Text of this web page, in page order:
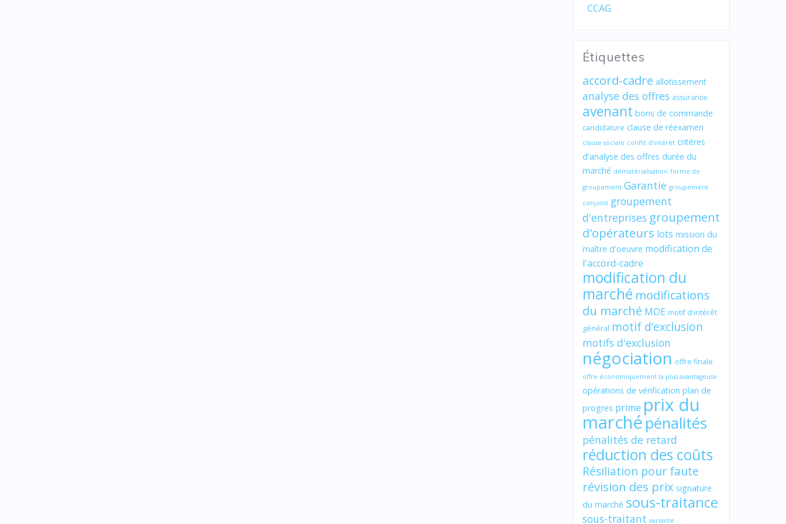
CCAG
Étiquettes
accord-cadre allotissement
analyse des offres assurance
avenant bons de commande
candidature clause de réexamen
clause sociale conflit d'intérêt critères
d'analyse des offres durée du
marché dématérialisation forme de
groupement Garantie groupement
conjoint groupement
d'entreprises groupement
d'opérateurs lots mission du
maître d'oeuvre modification de
l'accord-cadre
modification du
marché modifications
du marché MOE motif d'intérêt
général motif d’exclusion
motifs d'exclusion
négociation offre finale
offre économiquement la plus avantageuse
opérations de vérification plan de
progres prime prix du
marché pénalités
pénalités de retard
réduction des coûts
Résiliation pour faute
révision des prix signature
du marché sous-traitance
sous-traitant variante